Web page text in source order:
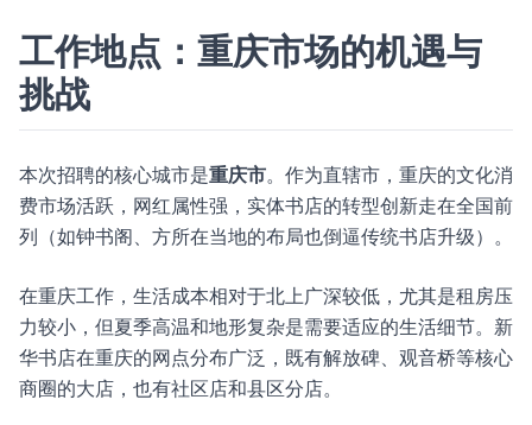
工作地点：重庆市场的机遇与
挑战
本次招聘的核心城市是重庆市。作为直辖市，重庆的文化消
费市场活跃，网红属性强，实体书店的转型创新走在全国前
列（如钟书阁、方所在当地的布局也倒逼传统书店升级）。
在重庆工作，生活成本相对于北上广深较低，尤其是租房压
力较小，但夏季高温和地形复杂是需要适应的生活细节。新
华书店在重庆的网点分布广泛，既有解放碑、观音桥等核心
商圈的大店，也有社区店和县区分店。